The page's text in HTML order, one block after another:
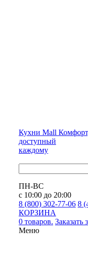
Кухни Mall
доступный
каждому
ПН-ВС
с 10:00 до 20:00
8 (800) 302-77-06 8
КОРЗИНА
0 товаров. Заказать
Меню